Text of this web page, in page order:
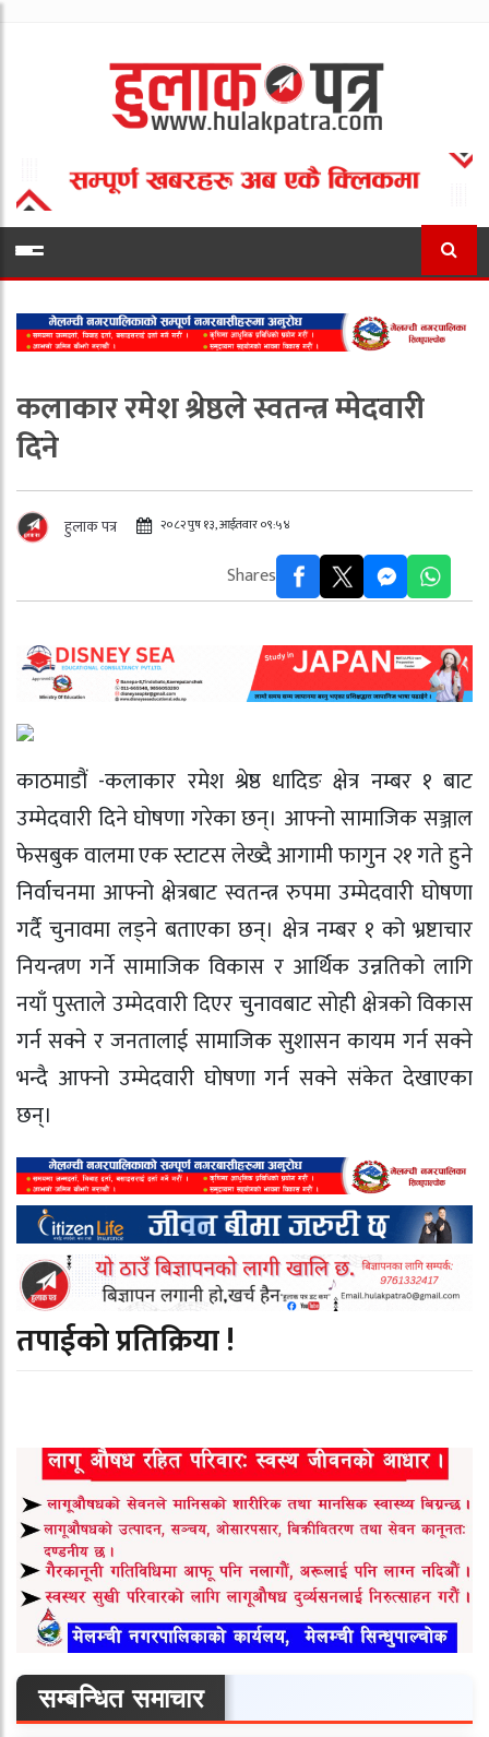
कलाकार रमेश श्रेष्ठले स्वतन्त्र म्मेदवारी
दिने
हुलाक पत्र २०८२ पुष १३, आईतवार ०९:५४
Shares
काठमाडौं -कलाकार रमेश श्रेष्ठ धादिङ क्षेत्र नम्बर १ बाट
उम्मेदवारी दिने घोषणा गरेका छन्। आफ्नो सामाजिक सञ्जाल
फेसबुक वालमा एक स्टाटस लेख्दै आगामी फागुन २१ गते हुने
निर्वाचनमा आफ्नो क्षेत्रबाट स्वतन्त्र रुपमा उम्मेदवारी घोषणा
गर्दै चुनावमा लड्ने बताएका छन्। क्षेत्र नम्बर १ को भ्रष्टाचार
नियन्त्रण गर्ने सामाजिक विकास र आर्थिक उन्नतिको लागि
नयाँ पुस्ताले उम्मेदवारी दिएर चुनावबाट सोही क्षेत्रको विकास
गर्न सक्ने र जनतालाई सामाजिक सुशासन कायम गर्न सक्ने
भन्दै आफ्नो उम्मेदवारी घोषणा गर्न सक्ने संकेत देखाएका
छन्।
तपाईको प्रतिक्रिया !
सम्बन्धित समाचार